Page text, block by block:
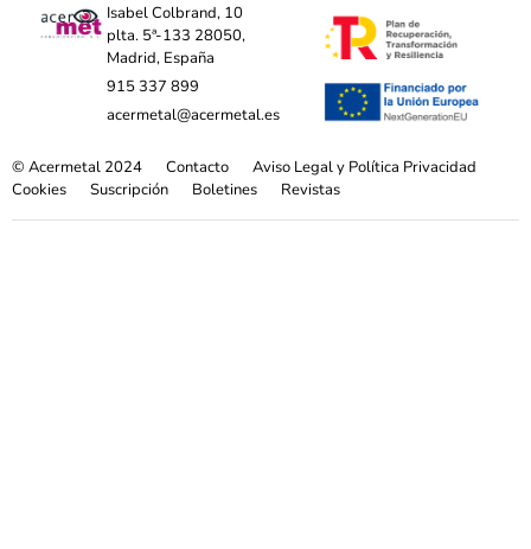
Isabel Colbrand, 10
plta. 5ª-133 28050,
Madrid, España
915 337 899
acermetal@acermetal.es
© Acermetal 2024 Contacto
Aviso Legal y Política Privacidad
Cookies
Suscripción Boletines Revistas